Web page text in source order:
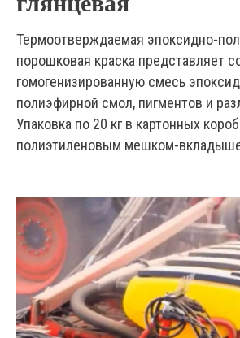
Термоотверждаемая эпоксидно-
порошковая краска представляет
гомогенизированную смесь
полиэфирной смол, пигментов и
Упаковка по 20 кг в картонных
полиэтиленовым мешком-